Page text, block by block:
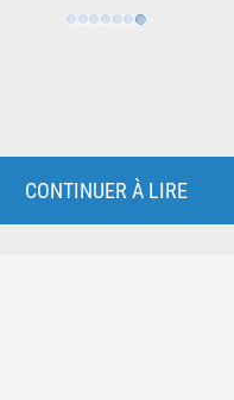
CONTINUER À LIRE